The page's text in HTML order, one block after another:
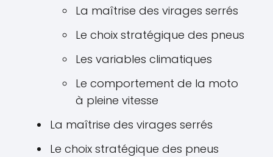
La maîtrise des virages serrés
Le choix stratégique des pneus
Les variables climatiques
Le comportement de la moto
à pleine vitesse
La maîtrise des virages serrés
Le choix stratégique des pneus